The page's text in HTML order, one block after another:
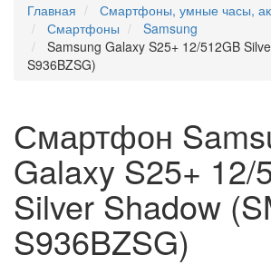
Главная
Смартфоны, умные часы,
Смартфоны
Samsung
Samsung Galaxy S25+ 12/512GB
S936BZSG)
Смартфон
Galaxy S25+ 12/
Silver Shadow
S936BZSG)